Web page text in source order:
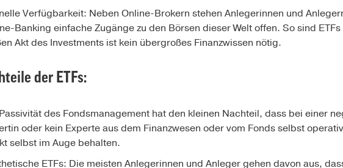
Verfügbarkeit: Neben Online-Brokern stehen Anlegerinnen und
Banking einfache Zugänge zu den Börsen dieser Welt offen. So sind
Akt des Investments ist kein übergroßes Finanzwissen nötig.
der ETFs:
des Fondsmanagement hat den kleinen Nachteil, dass bei einer
oder kein Experte aus dem Finanzwesen oder vom Fonds selbst
selbst im Auge behalten.
ETFs: Die meisten Anlegerinnen und Anleger gehen davon aus,